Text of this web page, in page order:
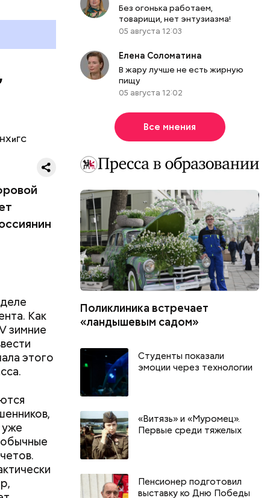
Как
зимние
этого
уже
обычные
то
Без огонька работаем,
товарищи, нет энтузиазма!
05 августа 12:03
Елена Соломатина
В жару лучше не есть жирную
пищу
05 августа 12:02
Все мнения
Поликлиника встречает
«ландышевым садом»
Студенты показали
эмоции через технологии
«Витязь» и «Муромец».
Первые среди тяжелых
Пенсионер подготовил
выставку ко Дню Победы